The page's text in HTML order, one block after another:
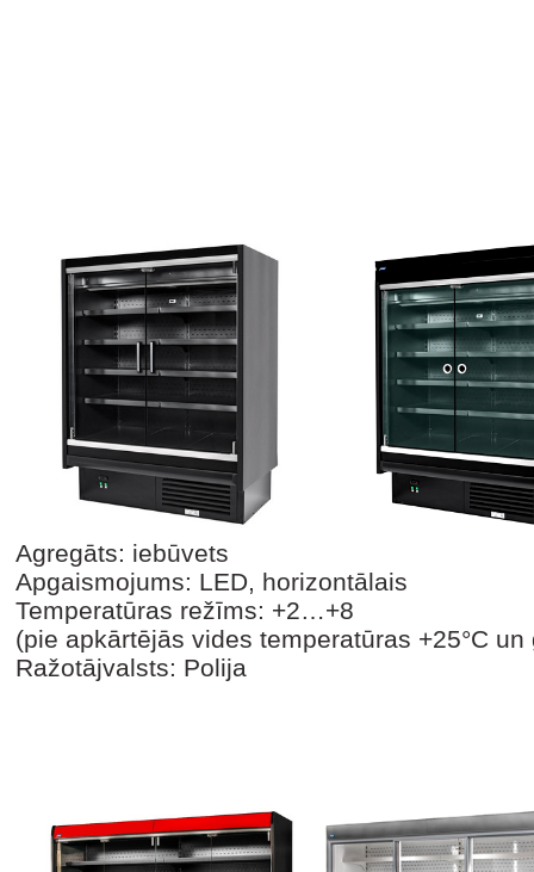
Agregāts: iebūvets
Apgaismojums: LED, horizontālais
Temperatūras režīms: +2…+8
(pie apkārtējās vides temperatūras +25°C
Ražotājvalsts: Polija